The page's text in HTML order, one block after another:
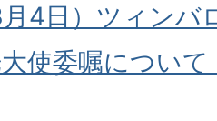
月4日）ツィンバ
使委嘱につい